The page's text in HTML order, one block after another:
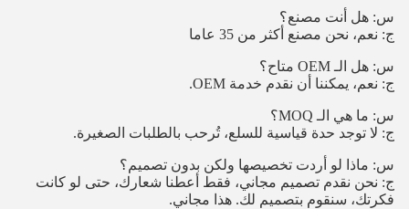
س: هل أنت مصنع؟
ج: نعم، نحن مصنع أكثر من 35 عاما
س: هل الـ OEM متاح؟
ج: نعم، يمكننا أن نقدم خدمة OEM.
س: ما هي الـ MOQ؟
ج: لا توجد حدة قياسية للسلع، تُرحب بالطلبات الصغيرة.
س: ماذا لو أردت تخصيصها ولكن بدون تصميم؟
ج: نحن نقدم تصميم مجاني، فقط أعطنا شعارك، حتى لو كانت
فكرتك، سنقوم بتصميم لك. هذا مجاني.